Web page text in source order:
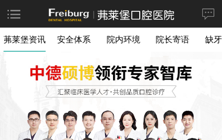
茀莱堡资讯 安全体系 院内环境 院长寄语 缺